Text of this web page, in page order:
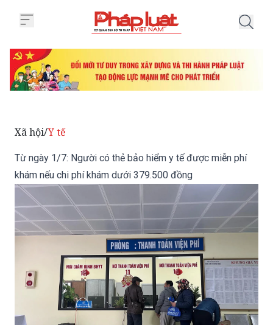
Xã hội/Y tế
Từ ngày 1/7: Người có thẻ bảo hiểm y tế được miễn phí
khám nếu chi phí khám dưới 379.500 đồng